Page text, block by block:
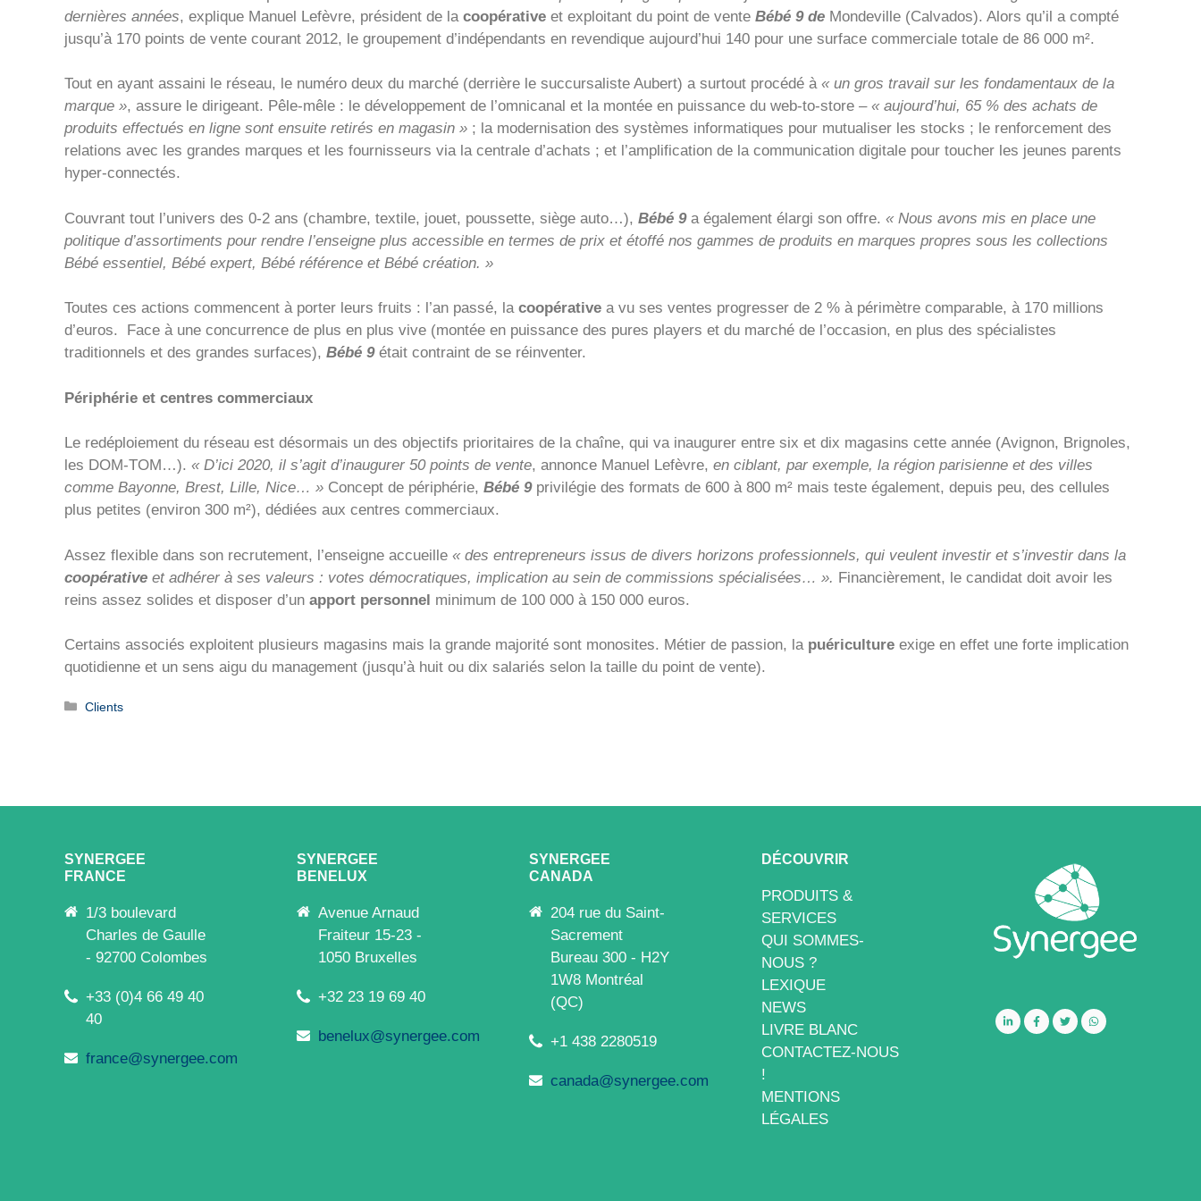
dernières années, explique Manuel Lefèvre, président de la coopérative et exploitant du point de vente Bébé 9 de Mondeville (Calvados). Alors qu’il a compté
jusqu’à 170 points de vente courant 2012, le groupement d’indépendants en revendique aujourd’hui 140 pour une surface commerciale totale de 86 000 m².
Tout en ayant assaini le réseau, le numéro deux du marché (derrière le succursaliste Aubert) a surtout procédé à « un gros travail sur les fondamentaux de la
marque », assure le dirigeant. Pêle-mêle : le développement de l’omnicanal et la montée en puissance du web-to-store – « aujourd’hui, 65 % des achats de
produits effectués en ligne sont ensuite retirés en magasin » ; la modernisation des systèmes informatiques pour mutualiser les stocks ; le renforcement des
relations avec les grandes marques et les fournisseurs via la centrale d’achats ; et l’amplification de la communication digitale pour toucher les jeunes parents
hyper-connectés.
Couvrant tout l’univers des 0-2 ans (chambre, textile, jouet, poussette, siège auto…), Bébé 9a également élargi son offre. « Nous avons mis en place une
politique d’assortiments pour rendre l’enseigne plus accessible en termes de prix et étoffé nos gammes de produits en marques propres sous les collections
Bébé essentiel, Bébé expert, Bébé référence et Bébé création. »
Toutes ces actions commencent à porter leurs fruits : l’an passé, la coopérative a vu ses ventes progresser de 2 % à périmètre comparable, à 170 millions
d’euros. Face à une concurrence de plus en plus vive (montée en puissance des pures players et du marché de l’occasion, en plus des spécialistes
traditionnels et des grandes surfaces), Bébé 9était contraint de se réinventer.
Périphérie et centres commerciaux
Le redéploiement du réseau est désormais un des objectifs prioritaires de la chaîne, qui va inaugurer entre six et dix magasins cette année (Avignon, Brignoles,
les DOM-TOM…). « D’ici 2020, il s’agit d’inaugurer 50 points de vente, annonce Manuel Lefèvre, en ciblant, par exemple, la région parisienne et des villes
comme Bayonne, Brest, Lille, Nice… » Concept de périphérie, Bébé 9privilégie des formats de 600 à 800 m² mais teste également, depuis peu, des cellules
plus petites (environ 300 m²), dédiées aux centres commerciaux.
Assez flexible dans son recrutement, l’enseigne accueille « des entrepreneurs issus de divers horizons professionnels, qui veulent investir et s’investir dans la
coopérative et adhérer à ses valeurs : votes démocratiques, implication au sein de commissions spécialisées… ». Financièrement, le candidat doit avoir les
reins assez solides et disposer d’un apport personnel minimum de 100 000 à 150 000 euros.
Certains associés exploitent plusieurs magasins mais la grande majorité sont monosites. Métier de passion, la puériculture exige en effet une forte implication
quotidienne et un sens aigu du management (jusqu’à huit ou dix salariés selon la taille du point de vente).
Catégories
Clients
SYNERGEE
FRANCE
1/3 boulevard
Charles de Gaulle
- 92700 Colombes
+33 (0)4 66 49 40
40
france@synergee.com
SYNERGEE
BENELUX
Avenue Arnaud
Fraiteur 15-23 -
1050 Bruxelles
+32 23 19 69 40
benelux@synergee.com
SYNERGEE
CANADA
204 rue du Saint-
Sacrement
Bureau 300 - H2Y
1W8 Montréal
(QC)
+1 438 2280519
canada@synergee.com
DÉCOUVRIR
PRODUITS &
SERVICES
QUI SOMMES-
NOUS ?
LEXIQUE
NEWS
LIVRE BLANC
CONTACTEZ-NOUS
!
MENTIONS
LÉGALES